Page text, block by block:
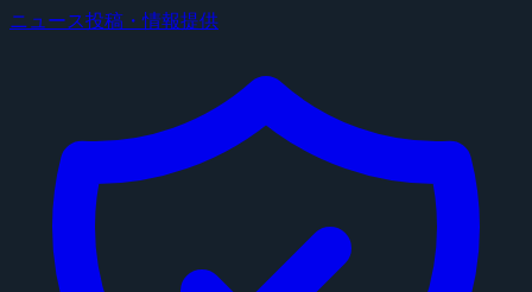
ニュース投稿・情報提供